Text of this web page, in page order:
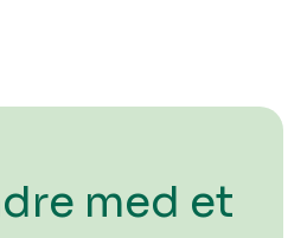
med et